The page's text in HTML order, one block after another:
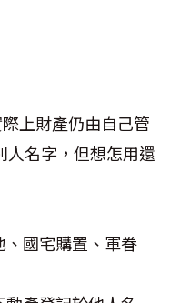
上財產仍由自己管
名字，但想怎用還
國宅購置、軍眷